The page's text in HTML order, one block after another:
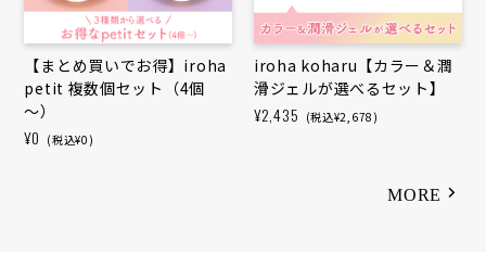
【まとめ買いで​お得】iroha
petit 複数個セット​（4個
～）
¥0 (税込¥0)
iroha koharu【カラー＆潤
滑ジェルが選べるセット】
¥2,435 (税込¥2,678)
MORE